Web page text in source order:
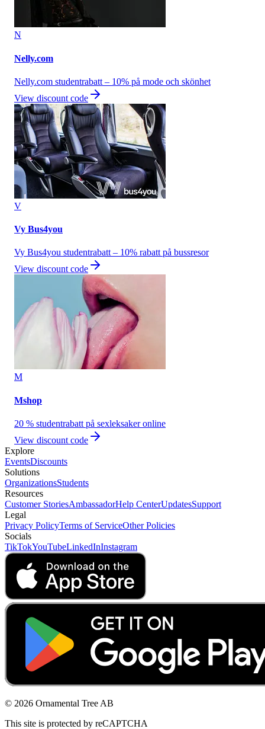
N
Nelly.com
Nelly.com studentrabatt – 10% på mode och skönhet
View discount code
V
Vy Bus4you
Vy Bus4you studentrabatt – 10% rabatt på bussresor
View discount code
M
Mshop
20 % studentrabatt på sexleksaker online
View discount code
Explore
EventsDiscounts
Solutions
OrganizationsStudents
Resources
Customer StoriesAmbassadorHelp CenterUpdatesSupport
Legal
Privacy PolicyTerms of ServiceOther Policies
Socials
TikTokYouTubeLinkedInInstagram
© 2026 Ornamental Tree AB
This site is protected by reCAPTCHA